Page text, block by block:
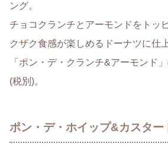
ング。
チョコクランチとアーモンドをトッ
クザク食感が楽しめるドーナツに仕
「ポン・デ・クランチ&アーモンド
(税別)。
ポン・デ・ホイップ&カスター